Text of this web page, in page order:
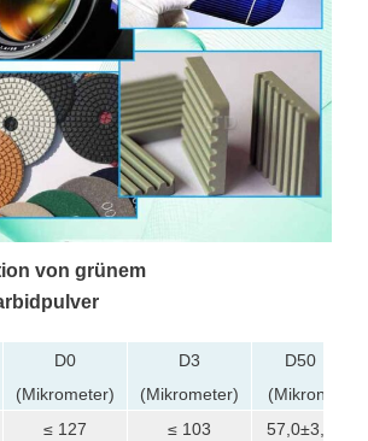
von grünem
D0
(Mikrometer)
D3
(Mikrometer)
D50
(Mikron)
≤ 127 ≤ 103
57,0±3,0